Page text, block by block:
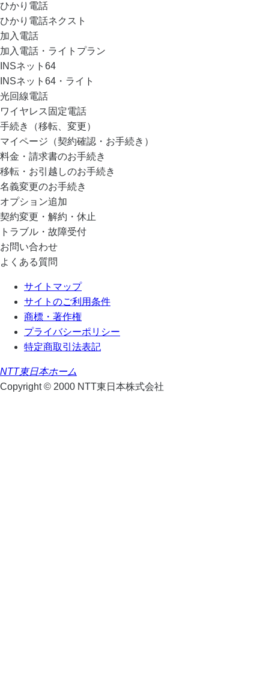
ひかり電話
ひかり電話ネクスト
加入電話
加入電話・ライトプラン
INSネット64
INSネット64・ライト
光回線電話
ワイヤレス固定電話
手続き（移転、変更）
マイページ（契約確認・お手続き）
料金・請求書のお手続き
移転・お引越しのお手続き
名義変更のお手続き
オプション追加
契約変更・解約・休止
トラブル・故障受付
お問い合わせ
よくある質問
サイトマップ
サイトのご利用条件
商標・著作権
プライバシーポリシー
特定商取引法表記
NTT東日本ホーム
Copyright © 2000 NTT東日本株式会社